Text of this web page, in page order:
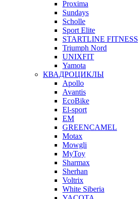
Proxima
Sundays
Scholle
Sport Elite
STARTLINE FITNESS
Triumph Nord
UNIXFIT
Yamota
КВАДРОЦИКЛЫ
Apollo
Avantis
EcoBike
El-sport
EM
GREENCAMEL
Motax
Mowgli
MyToy
Sharmax
Sherhan
Voltrix
White Siberia